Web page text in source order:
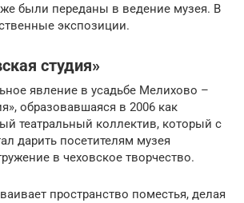
были переданы в ведение музея. В
экспозиции.
студия»
явление в усадьбе Мелихово –
образовавшаяся в 2006 как
театральный коллектив, который с
дарить посетителям музея
в чеховское творчество.
пространство поместья, делая